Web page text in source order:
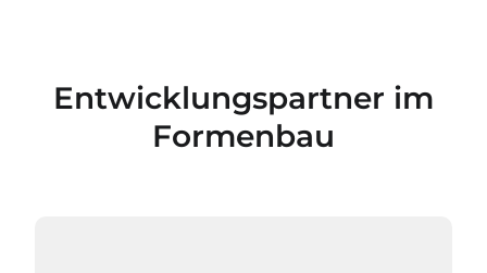
Entwicklungspartner im
Formenbau